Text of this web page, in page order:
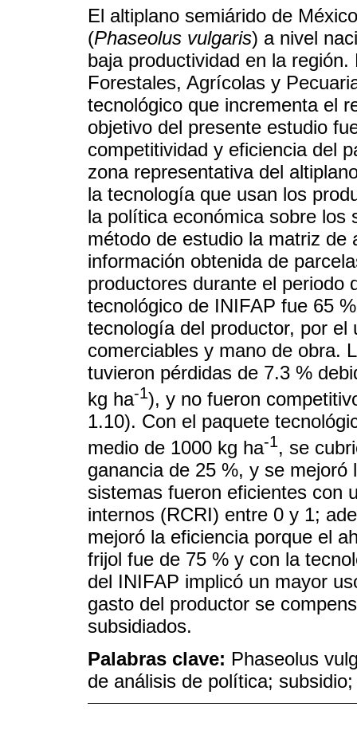
El altiplano semiárido de
(Phaseolus vulgaris) a nivel
baja productividad en la
Forestales, Agrícolas y
tecnológico que incrementa el
objetivo del presente estudio
competitividad y eficiencia del
zona representativa del
la tecnología que usan los
la política económica sobre los
método de estudio la matriz
información obtenida de
productores durante el periodo
tecnológico de INIFAP fue 65
tecnología del productor, por
comerciables y mano de obra.
tuvieron pérdidas de 7.3 %
kg ha-1), y no fueron
1.10). Con el paquete
medio de 1000 kg ha-1, se
ganancia de 25 %, y se
sistemas fueron eficientes con
internos (RCRI) entre 0 y 1;
mejoró la eficiencia porque el
frijol fue de 75 % y con la
del INIFAP implicó un mayor
gasto del productor se
subsidiados.
Palabras clave: Phaseolus
de análisis de política;